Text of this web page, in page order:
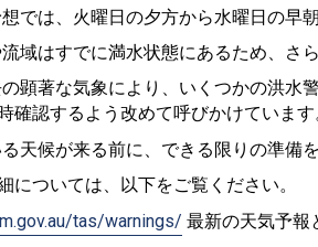
では、火曜日の夕方から水曜日の早
域はすでに満水状態にあるため、さ
の顕著な気象により、いくつかの洪
確認するよう改めて呼びかけています
天候が来る前に、できる限りの準備
については、以下をご覧ください。
tas/warnings/ 最新の天気予報